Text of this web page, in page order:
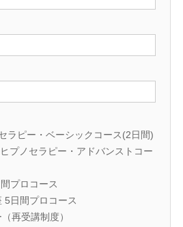
ラピー・ベーシックコース(2日間)
プノセラピー・アドバンストコー
プロコース
5日間プロコース
再受講制度）